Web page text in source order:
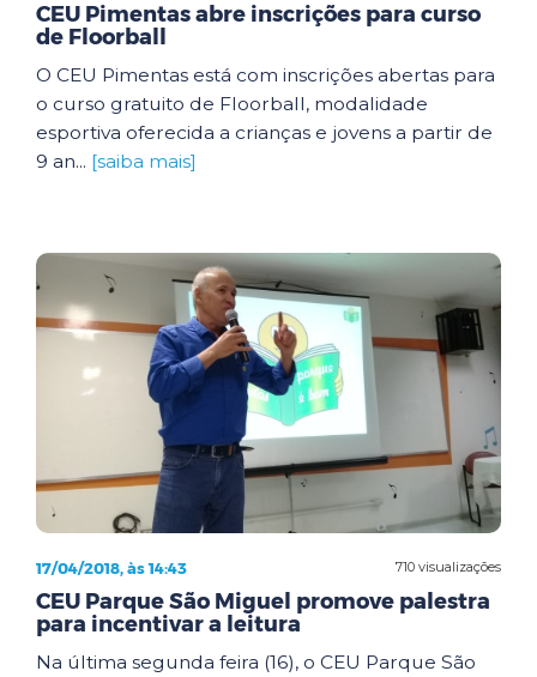
CEU Pimentas abre inscrições para curso
de Floorball
O CEU Pimentas está com inscrições abertas para
o curso gratuito de Floorball, modalidade
esportiva oferecida a crianças e jovens a partir de
9 an... [saiba mais]
710 visualizações
17/04/2018, às 14:43
CEU Parque São Miguel promove palestra
para incentivar a leitura
Na última segunda feira (16), o CEU Parque São